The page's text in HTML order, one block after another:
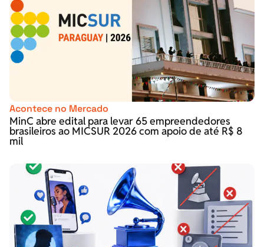
Acontece no Mercado
MinC abre edital para levar 65 empreendedores
brasileiros ao MICSUR 2026 com apoio de até R$ 8
mil